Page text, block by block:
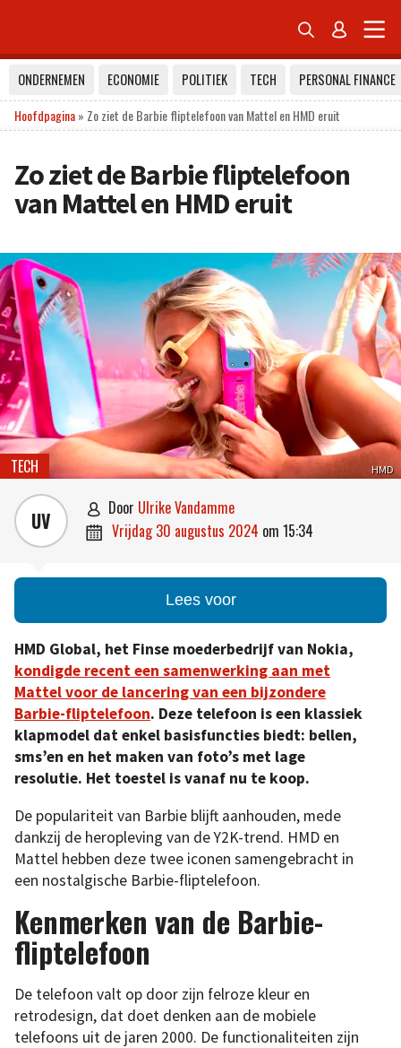
 
ONDERNEMEN ECONOMIE POLITIEK TECH
PERSONAL FINANCE
Hoofdpagina» Zo ziet de Barbie fliptelefoon van Mattel en HMD eruit
Zo ziet de Barbie fliptelefoon
van Mattel en HMD eruit
HMD
TECH
UV  door Ulrike Vandamme
 vrijdag 30 augustus 2024 om 15:34
Lees voor
HMD Global, het Finse moederbedrijf van Nokia,
kondigde recent een samenwerking aan met
Mattel voor de lancering van een bijzondere
Barbie-fliptelefoon. Deze telefoon is een klassiek
klapmodel dat enkel basisfuncties biedt: bellen,
sms’en en het maken van foto’s met lage
resolutie. Het toestel is vanaf nu te koop.
De populariteit van Barbie blijft aanhouden, mede
dankzij de heropleving van de Y2K-trend. HMD en
Mattel hebben deze twee iconen samengebracht in
een nostalgische Barbie-fliptelefoon.
Kenmerken van de Barbie-
fliptelefoon
De telefoon valt op door zijn felroze kleur en
retrodesign, dat doet denken aan de mobiele
telefoons uit de jaren 2000. De functionaliteiten zijn